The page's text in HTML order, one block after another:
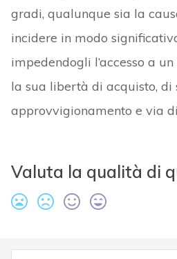
gradi, qualunque sia la
incidere in modo
impedendogli l’accesso a
la sua libertà di acquisto, di
approvvigionamento e via
Valuta la qualità di